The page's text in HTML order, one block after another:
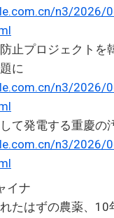
n3/2026/
止プロジェクトを
に
n3/2026/
て発電する重慶の
n3/2026/
イナ
たはずの農薬、10